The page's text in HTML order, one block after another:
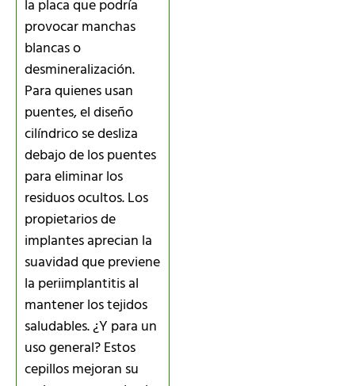
la placa que podría
provocar manchas
blancas o
desmineralización.
Para quienes usan
puentes, el diseño
cilíndrico se desliza
debajo de los puentes
para eliminar los
residuos ocultos. Los
propietarios de
implantes aprecian la
suavidad que previene
la periimplantitis al
mantener los tejidos
saludables. ¿Y para un
uso general? Estos
cepillos mejoran su